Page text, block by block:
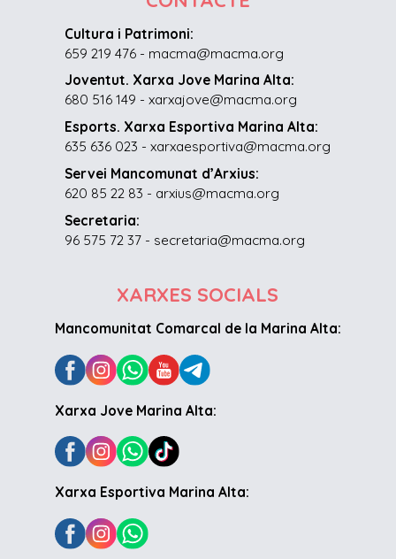
Cultura i Patrimoni:
659 219 476 - macma@macma.org
Joventut. Xarxa Jove Marina Alta:
680 516 149 - xarxajove@macma.org
Esports. Xarxa Esportiva Marina Alta:
635 636 023 - xarxaesportiva@macma.org
Servei Mancomunat d’Arxius:
620 85 22 83 - arxius@macma.org
Secretaria:
96 575 72 37 - secretaria@macma.org
XARXES SOCIALS
Mancomunitat Comarcal de la Marina Alta:
Xarxa Jove Marina Alta:
Xarxa Esportiva Marina Alta: